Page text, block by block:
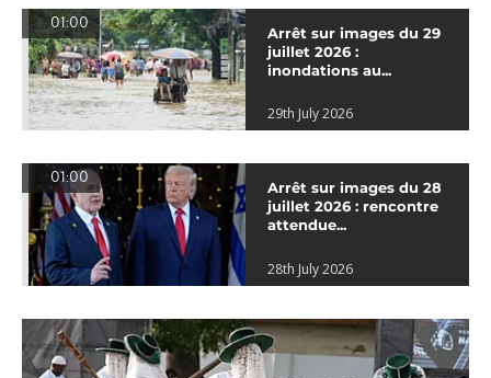
01:00
Arrêt sur images du 29
juillet 2026 :
inondations au...
29th July 2026
01:00
Arrêt sur images du 28
juillet 2026 : rencontre
attendue...
28th July 2026